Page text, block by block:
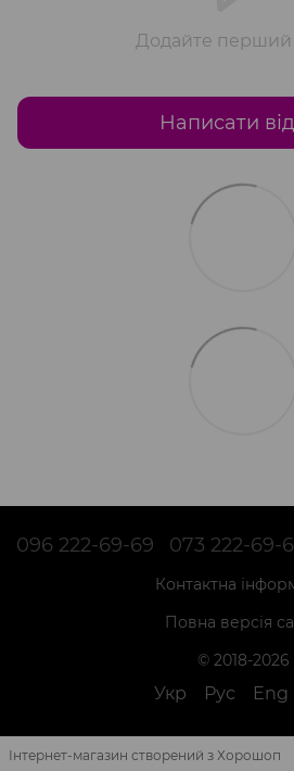
Додайте перший
Написати
096 222-69-69 073 222-69-
Контактна
Повна версія
© 2018-2026
Укр Рус Eng
Інтернет-магазин створений з Хорошоп